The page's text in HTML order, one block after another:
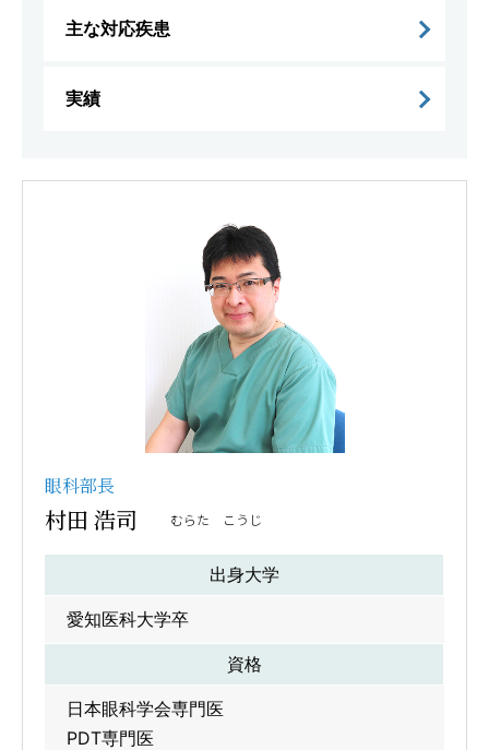
主な対応疾患
実績
眼科部長
村田 浩司 むらた こうじ
出身大学
愛知医科大学卒
資格
日本眼科学会専門医
PDT専門医